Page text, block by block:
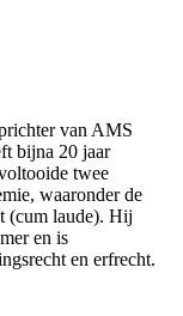
van AMS
bijna 20 jaar
twee
waaronder de
(cum laude). Hij
en is
en erfrecht.